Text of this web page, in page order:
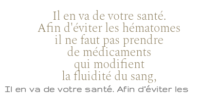
Il en va de votre santé.
Afin d'éviter les hématomes
il ne faut pas prendre
de médicaments
qui modifient
la fluidité du sang,
Il en va de votre santé. Afin d’éviter les